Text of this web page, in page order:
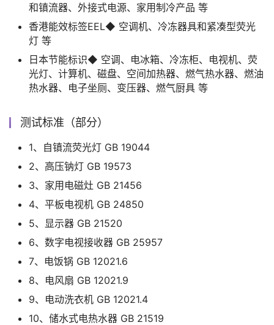
和镇流器、外接式电源、家用制冷产品 等
香港能效标签EEL◆ 空调机、冷冻器具和紧凑型荧光
灯 等
日本节能标识◆ 空调、电冰箱、冷冻柜、电视机、荧
光灯、计算机、磁盘、空间加热器、燃气热水器、燃油
热水器、电子坐厕、变压器、燃气厨具 等
测试标准（部分）
1、自镇流荧光灯 GB 19044
2、高压钠灯 GB 19573
3、家用电磁灶 GB 21456
4、平板电视机 GB 24850
5、显示器 GB 21520
6、数字电视接收器 GB 25957
7、电饭锅 GB 12021.6
8、电风扇 GB 12021.9
9、电动洗衣机 GB 12021.4
10、储水式电热水器 GB 21519